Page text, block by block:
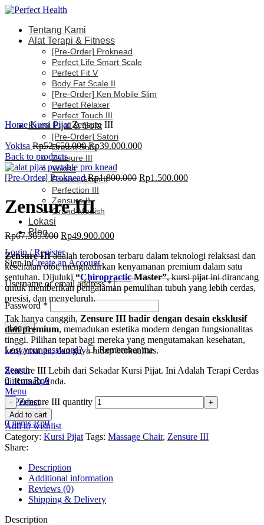
Tentang Kami
Alat Terapi & Fitness
[Pre-Order] Proknead
Perfect Life Smart Scale
Perfect Fit V
Body Fat Scale II
[Pre-Order] Ken Mobile Slim
Perfect Relaxer
Perfect Touch III
Kursi Pijat & Sofa
[Pre-Order] Satori
Dream Sofa
Zensure III
Yokisa
Perfect Glam II
Perfection III
Zensure II
Grand Modish
Lokasi
Blog
Login / Register
Sign inCreate an Account
Username or email address*
Password *
Log in
Lost your password?
Remember me
Search
0items Rp0
Menu
0items Rp0
Click to enlarge
HomeKursi PijatZensure III
Yokisa Rp52.650.000 Rp39.000.000
Back to products
[Pre-Order] ProkneadRp1.800.000 Rp1.500.000
Zensure III
Rp67.365.000 Rp49.900.000
Zensure IIIadalah terobosan terbaru dalam teknologi relaksasi dan
kesehatan otot, menghadirkan kenyamanan premium dalam satu
sentuhan. Dijuluki “ChiropracticMaster”, kursi pijat ini dirancang
untuk memberikan pengalaman pemulihan tubuh yang lebih cerdas,
presisi, dan menyeluruh.
Tak hanya canggih, Zensure III hadir dengan desain eksklusif
dan premium, memadukan estetika modern dengan fungsionalitas
tinggi. Pilihan tepat bagi mereka yang mengutamakan kesehatan,
kenyamanan, dan gaya hidup berkualitas.
Zensure III Lebih dari Sekadar Kursi Pijat. Ini Adalah Terapi Cerdas
di Rumah Anda.
Zensure III quantity
Add to cart
Add to wishlist
Category: Kursi Pijat Tags: Massage Chair, Zensure III
Share:
Description
Additional information
Reviews (0)
Shipping & Delivery
Description